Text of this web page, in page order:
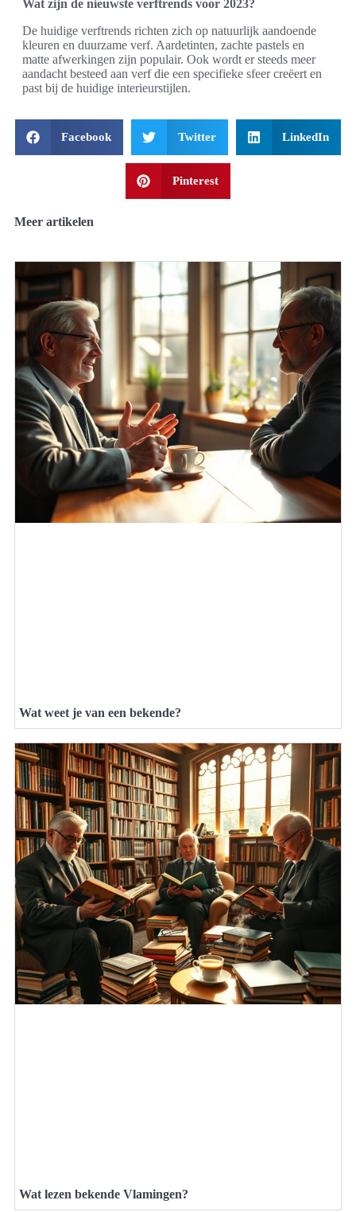
Wat zijn de nieuwste verftrends voor 2023?
De huidige verftrends richten zich op natuurlijk aandoende
kleuren en duurzame verf. Aardetinten, zachte pastels en
matte afwerkingen zijn populair. Ook wordt er steeds meer
aandacht besteed aan verf die een specifieke sfeer creëert en
past bij de huidige interieurstijlen.
Facebook Twitter LinkedIn
Pinterest
Meer artikelen
Wat weet je van een bekende?
Wat lezen bekende Vlamingen?